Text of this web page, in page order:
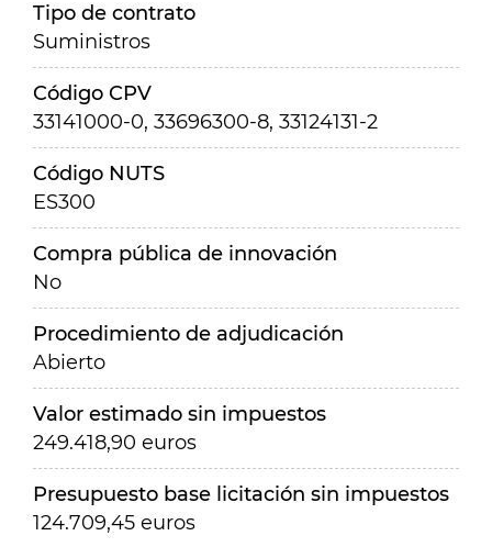
Tipo de contrato
Suministros
Código CPV
33141000-0, 33696300-8, 33124131-2
Código NUTS
ES300
Compra pública de innovación
No
Procedimiento de adjudicación
Abierto
Valor estimado sin impuestos
249.418,90 euros
Presupuesto base licitación sin impuestos
124.709,45 euros